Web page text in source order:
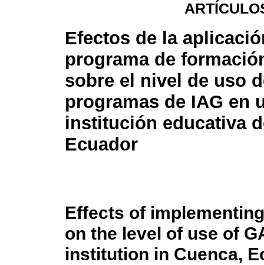
Efectos de la
programa de
sobre el nivel de uso
programas de IAG en
institución educativa
Ecuador
Effects of
on the level of use of
institution in Cuenca,